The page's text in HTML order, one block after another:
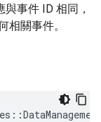
事件 ID 相同，
相關事件。